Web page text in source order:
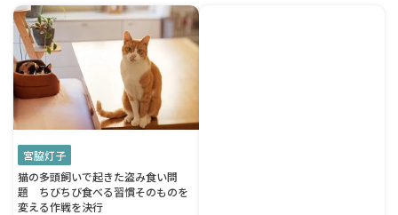
宮脇灯子
猫の多頭飼いで起きた盗み食い問
題 ちびちび食べる習慣そのものを
変える作戦を決行